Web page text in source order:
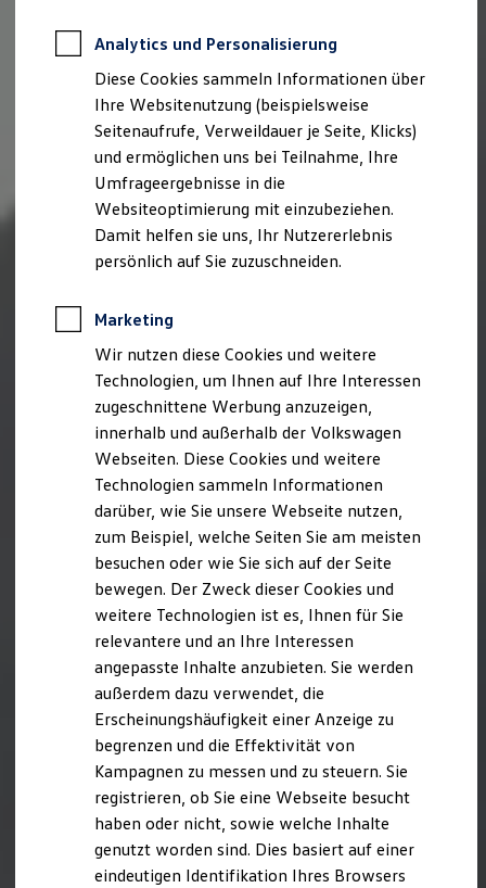
Professional Class bei Volkswagen
Behörden
Direktkunden
Sonderfahrzeuge
Anpfiff zum Gewinn
Elektromobilität
Elektroautos
ID. Tutorials
Elektrofahrzeugkonzepte
ID. EVERY1
Reichweite
Rekuperation
Laden unterwegs
Laden Zuhause
Ladestationen finden
Ladezeitensimulator
Batterie
Sicherheit
Nachhaltigkeit
Technologie
Kosten und Kauf
Verbrauchskosten
Kaufoptionen
E-Auto-Förderung
Software und Konnektivität
Die ID. Software 6
ID. Software Versionen und Updates
Digitale Extras
Schnittstellen zu Ihrem ID.
Marke und Erlebnis
Volkswagen R und R Experience
R-Modelle
R Experience
Driving Experience
Volkswagen entdecken
Werkbesichtigung
Lifestyle Shop
Analytics und Personalisierung
Diese Cookies sammeln Informationen über
Ihre Websitenutzung (beispielsweise
Seitenaufrufe, Verweildauer je Seite, Klicks)
und ermöglichen uns bei Teilnahme, Ihre
Umfrageergebnisse in die
Websiteoptimierung mit einzubeziehen.
Damit helfen sie uns, Ihr Nutzererlebnis
persönlich auf Sie zuzuschneiden.
Marketing
Wir nutzen diese Cookies und weitere
Technologien, um Ihnen auf Ihre Interessen
zugeschnittene Werbung anzuzeigen,
innerhalb und außerhalb der Volkswagen
Webseiten. Diese Cookies und weitere
Technologien sammeln Informationen
darüber, wie Sie unsere Webseite nutzen,
zum Beispiel, welche Seiten Sie am meisten
besuchen oder wie Sie sich auf der Seite
bewegen. Der Zweck dieser Cookies und
weitere Technologien ist es, Ihnen für Sie
relevantere und an Ihre Interessen
angepasste Inhalte anzubieten. Sie werden
außerdem dazu verwendet, die
Erscheinungshäufigkeit einer Anzeige zu
begrenzen und die Effektivität von
Kampagnen zu messen und zu steuern. Sie
registrieren, ob Sie eine Webseite besucht
haben oder nicht, sowie welche Inhalte
genutzt worden sind. Dies basiert auf einer
eindeutigen Identifikation Ihres Browsers